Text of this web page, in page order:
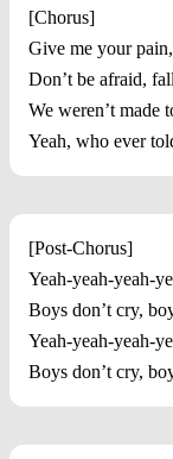
[Chorus]
Give me your
Don’t be afraid,
We weren’t made
Yeah, who ever
[Post-Chorus]
Yeah-yeah-yeah-
Boys don’t cry,
Yeah-yeah-yeah-
Boys don’t cry,